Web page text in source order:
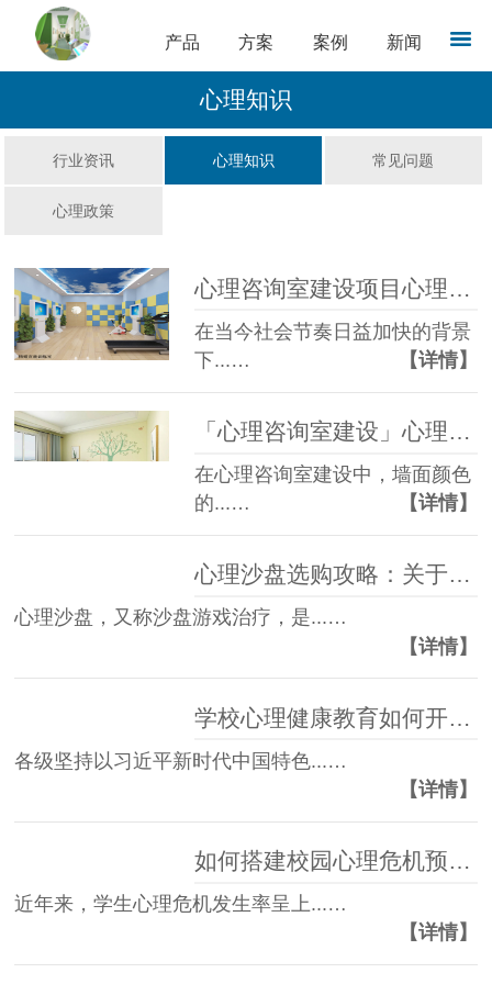
产品 方案 案例 新闻
心理知识
行业资讯 心理知识 常见问题
心理政策
心理咨询室建设项目心理设备采购清单：不同行业的“心”需求，你选对了么？
在当今社会节奏日益加快的背景
下...…
【详情】
「心理咨询室建设」心理咨询室墙面颜色选择：心理学视角下的色彩搭配与应用
在心理咨询室建设中，墙面颜色
的...…
【详情】
心理沙盘选购攻略：关于心理沙盘的秘密
心理沙盘，又称沙盘游戏治疗，是...…
【详情】
学校心理健康教育如何开展和工作总结
各级坚持以习近平新时代中国特色...…
【详情】
如何搭建校园心理危机预防及干预体系
近年来，学生心理危机发生率呈上...…
【详情】